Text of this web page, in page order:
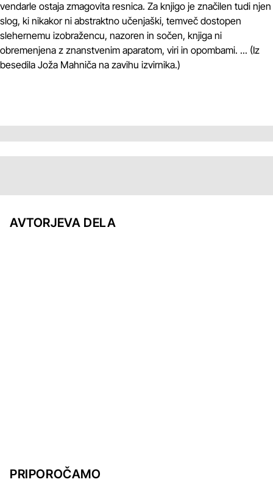
vendarle ostaja zmagovita resnica. Za knjigo je značilen tudi njen
slog, ki nikakor ni abstraktno učenjaški, temveč dostopen
slehernemu izobražencu, nazoren in sočen, knjiga ni
obremenjena z znanstvenim aparatom, viri in opombami. ... (Iz
besedila Joža Mahniča na zavihu izvirnika.)
AVTORJEVA DELA
PRIPOROČAMO